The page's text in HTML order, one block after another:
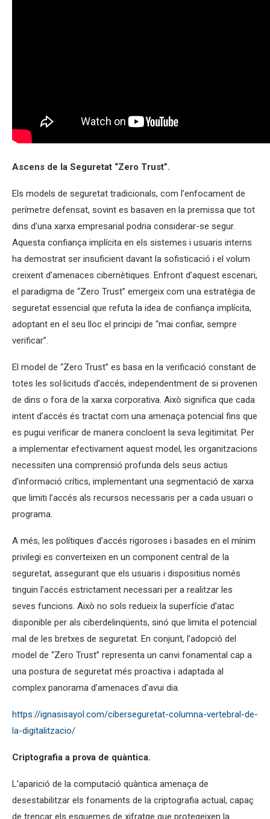
Ascens de la Seguretat “Zero Trust”.
Els models de seguretat tradicionals, com l’enfocament de
perímetre defensat, sovint es basaven en la premissa que tot
dins d’una xarxa empresarial podria considerar-se segur.
Aquesta confiança implícita en els sistemes i usuaris interns
ha demostrat ser insuficient davant la sofisticació i el volum
creixent d’amenaces cibernètiques. Enfront d’aquest escenari,
el paradigma de “Zero Trust” emergeix com una estratègia de
seguretat essencial que refuta la idea de confiança implícita,
adoptant en el seu lloc el principi de “mai confiar, sempre
verificar”.
El model de “Zero Trust” es basa en la verificació constant de
totes les sol·licituds d’accés, independentment de si provenen
de dins o fora de la xarxa corporativa. Això significa que cada
intent d’accés és tractat com una amenaça potencial fins que
es pugui verificar de manera concloent la seva legitimitat. Per
a implementar efectivament aquest model, les organitzacions
necessiten una comprensió profunda dels seus actius
d’informació crítics, implementant una segmentació de xarxa
que limiti l’accés als recursos necessaris per a cada usuari o
programa.
A més, les polítiques d’accés rigoroses i basades en el mínim
privilegi es converteixen en un component central de la
seguretat, assegurant que els usuaris i dispositius només
tinguin l’accés estrictament necessari per a realitzar les
seves funcions. Això no sols redueix la superfície d’atac
disponible per als ciberdelinqüents, sinó que limita el potencial
mal de les bretxes de seguretat. En conjunt, l’adopció del
model de “Zero Trust” representa un canvi fonamental cap a
una postura de seguretat més proactiva i adaptada al
complex panorama d’amenaces d’avui dia.
https://ignasisayol.com/ciberseguretat-columna-vertebral-de-
la-digitalitzacio/
Criptografia a prova de quàntica.
L’aparició de la computació quàntica amenaça de
desestabilitzar els fonaments de la criptografia actual, capaç
de trencar els esquemes de xifratge que protegeixen la